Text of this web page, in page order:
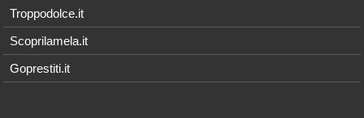
Troppodolce.it
Scoprilamela.it
Goprestiti.it